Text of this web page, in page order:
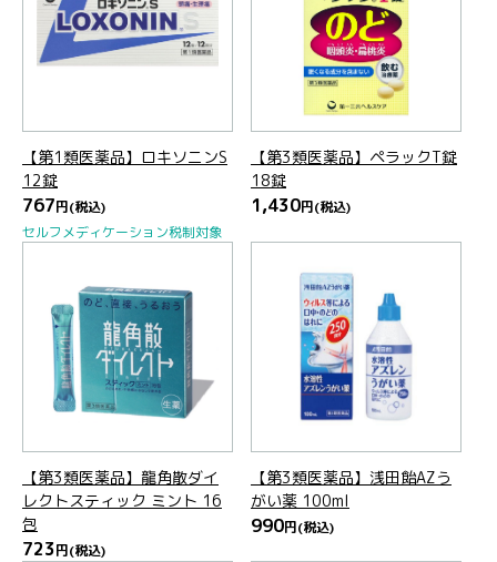
【第1類医薬品】ロキソニンS
12錠
767円(税込)
セルフメディケーション税制対象
【第3類医薬品】ペラックT錠
18錠
1,430円(税込)
【第3類医薬品】龍角散ダイ
レクトスティック ミント 16
包
723円(税込)
【第3類医薬品】浅田飴AZう
がい薬 100ml
990円(税込)